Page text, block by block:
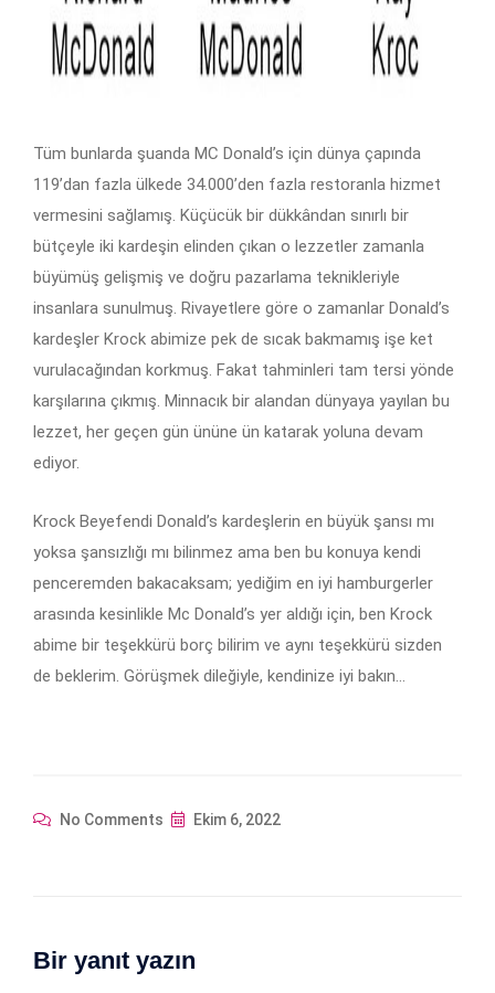
Tüm bunlarda şuanda MC Donald’s için dünya çapında
119’dan fazla ülkede 34.000’den fazla restoranla hizmet
vermesini sağlamış. Küçücük bir dükkândan sınırlı bir
bütçeyle iki kardeşin elinden çıkan o lezzetler zamanla
büyümüş gelişmiş ve doğru pazarlama teknikleriyle
insanlara sunulmuş. Rivayetlere göre o zamanlar Donald’s
kardeşler Krock abimize pek de sıcak bakmamış işe ket
vurulacağından korkmuş. Fakat tahminleri tam tersi yönde
karşılarına çıkmış. Minnacık bir alandan dünyaya yayılan bu
lezzet, her geçen gün ününe ün katarak yoluna devam
ediyor.
Krock Beyefendi Donald’s kardeşlerin en büyük şansı mı
yoksa şansızlığı mı bilinmez ama ben bu konuya kendi
penceremden bakacaksam; yediğim en iyi hamburgerler
arasında kesinlikle Mc Donald’s yer aldığı için, ben Krock
abime bir teşekkürü borç bilirim ve aynı teşekkürü sizden
de beklerim. Görüşmek dileğiyle, kendinize iyi bakın…
No Comments Ekim 6, 2022
Bir yanıt yazın